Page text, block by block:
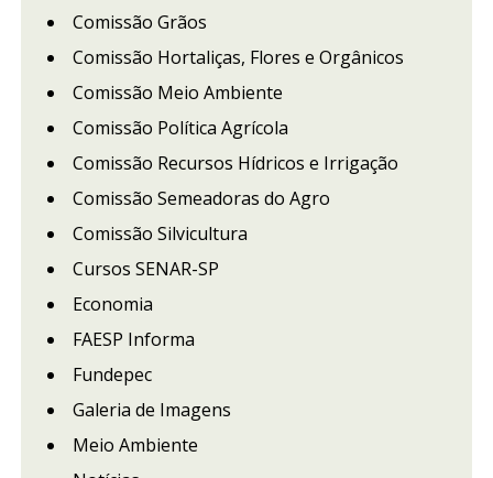
Comissão Grãos
Comissão Hortaliças, Flores e Orgânicos
Comissão Meio Ambiente
Comissão Política Agrícola
Comissão Recursos Hídricos e Irrigação
Comissão Semeadoras do Agro
Comissão Silvicultura
Cursos SENAR-SP
Economia
FAESP Informa
Fundepec
Galeria de Imagens
Meio Ambiente